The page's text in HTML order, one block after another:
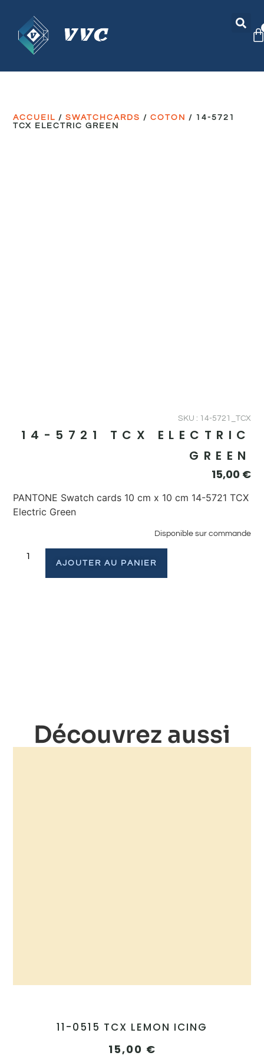
ACCUEIL /SWATCHCARDS /COTON / 14-5721
TCX ELECTRIC GREEN
SKU : 14-5721_TCX
14-5721 TCX ELECTRIC
GREEN
15,00 €
PANTONE Swatch cards 10 cm x 10 cm 14-5721 TCX
Electric Green
Disponible sur commande
AJOUTER AU PANIER
Découvrez aussi
11-0515 TCX LEMON ICING
15,00 €